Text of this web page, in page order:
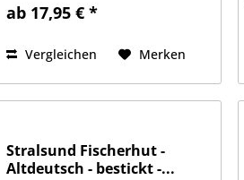
S/M (ca. 56cm Kopfumfang) oder
ab 17,95 € *
Vergleichen Merken
Stralsund Fischerhut -
Altdeutsch - bestickt -...